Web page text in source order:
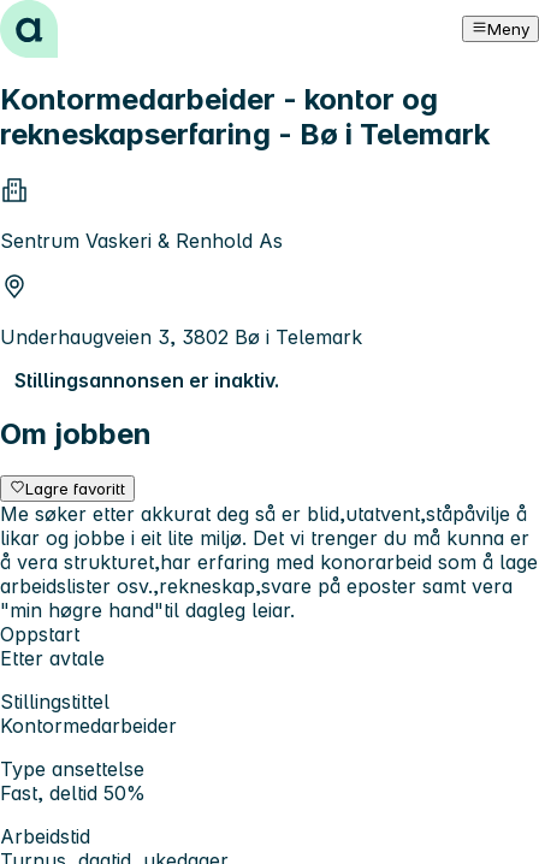
Hopp til innhold Meny
Kontormedarbeider - kontor og
rekneskapserfaring - Bø i Telemark
Sentrum Vaskeri & Renhold As
Underhaugveien 3, 3802 Bø i Telemark
Stillingsannonsen er inaktiv.
Om jobben
Lagre favoritt
Me søker etter akkurat deg så er blid,utatvent,ståpåvilje å
likar og jobbe i eit lite miljø. Det vi trenger du må kunna er
å vera strukturet,har erfaring med konorarbeid som å lage
arbeidslister osv.,rekneskap,svare på eposter samt vera
"min høgre hand"til dagleg leiar.
Oppstart
Etter avtale
Stillingstittel
Kontormedarbeider
Type ansettelse
Fast, deltid 50%
Arbeidstid